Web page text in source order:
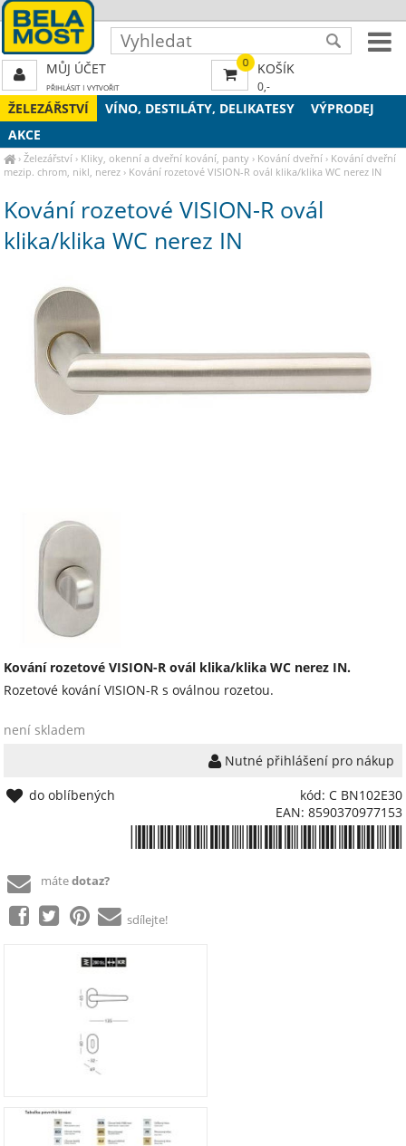
ŽELEZÁŘSTVÍ VÍNO, DESTILÁTY, DELIKATESY
VÝPRODEJ
AKCE
›Železářství › Kliky, okenní a dveřní kování, panty › Kování dveřní › Kování dveřní
mezip. chrom, nikl, nerez › Kování rozetové VISION-R ovál klika/klika WC nerez IN
Kování rozetové VISION-R ovál
klika/klika WC nerez IN
Kování rozetové VISION-R ovál klika/klika WC nerez IN.
Rozetové kování VISION-R s oválnou rozetou.
není skladem
Nutné přihlášení pro nákup
kód: C BN102E30
EAN: 8590370977153
do oblíbených
mátedotaz?
sdílejte!
0 KOŠÍK
0,-
MŮJ ÚČET
PŘIHLÁSIT| VYTVOŘIT